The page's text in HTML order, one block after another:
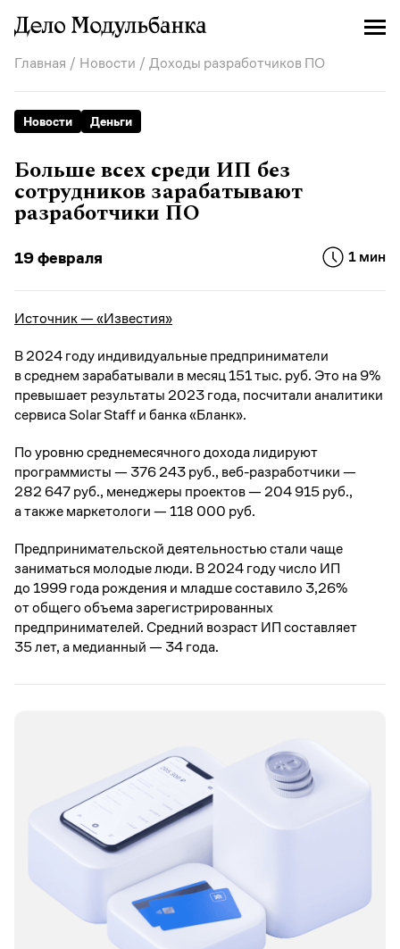
Главная / Новости / Доходы разработчиков ПО
Новости Деньги
Больше всех среди ИП без
сотрудников зарабатывают
разработчики ПО
19 февраля 1 мин
Источник — «Известия»
В 2024 году индивидуальные предприниматели
в среднем зарабатывали в месяц 151 тыс. руб. Это на 9%
превышает результаты 2023 года, посчитали аналитики
сервиса Solar Staff и банка «Бланк».
По уровню среднемесячного дохода лидируют
программисты — 376 243 руб., веб-разработчики —
282 647 руб., менеджеры проектов — 204 915 руб.,
а также маркетологи — 118 000 руб.
Предпринимательской деятельностью стали чаще
заниматься молодые люди. В 2024 году число ИП
до 1999 года рождения и младше составило 3,26%
от общего объема зарегистрированных
предпринимателей. Средний возраст ИП составляет
35 лет, а медианный — 34 года.